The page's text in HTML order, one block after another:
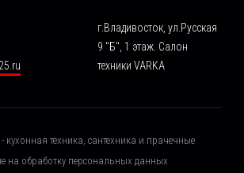
г.Владивосток, ул.Русская
9 "Б", 1 этаж. Салон
техники VARKA
кухонная техника, сантехника и прачечные
на обработку персональных данных